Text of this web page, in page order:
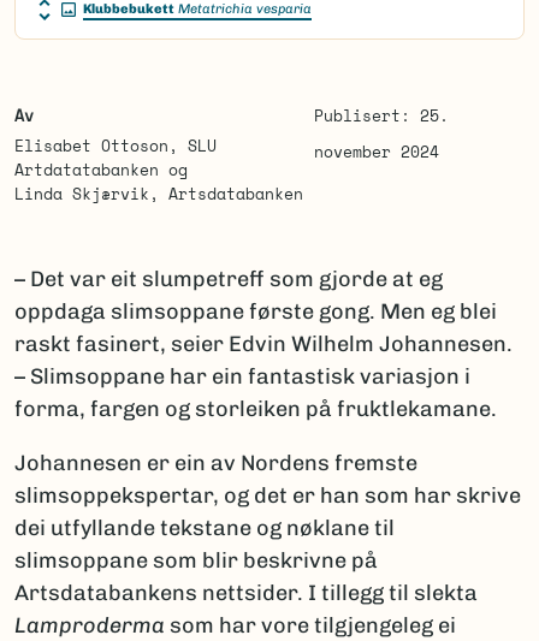
Klubbebukett Metatrichia vesparia
Av
Elisabet Ottoson, SLU
Artdatatabanken og
Linda Skjærvik, Artsdatabanken
Publisert: 25.
november 2024
– Det var eit slumpetreff som gjorde at eg
oppdaga slimsoppane første gong. Men eg blei
raskt fasinert, seier Edvin Wilhelm Johannesen.
– Slimsoppane har ein fantastisk variasjon i
forma, fargen og storleiken på fruktlekamane.
Johannesen er ein av Nordens fremste
slimsoppekspertar, og det er han som har skrive
dei utfyllande tekstane og nøklane til
slimsoppane som blir beskrivne på
Artsdatabankens nettsider. I tillegg til slekta
Lamproderma som har vore tilgjengeleg ei